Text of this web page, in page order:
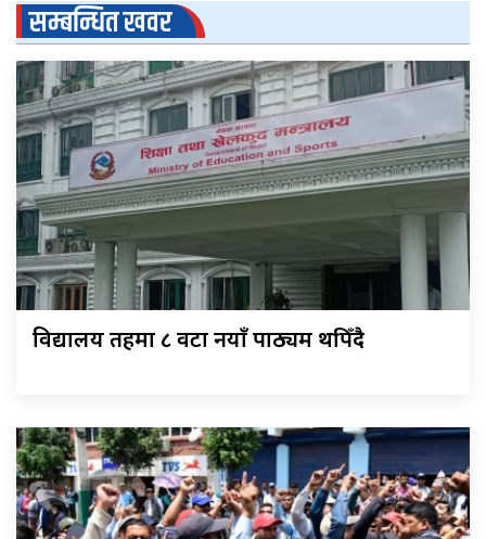
सम्बन्धित खवर
विद्यालय तहमा ८ वटा नयाँ पाठ्यक्रम थपिँदै